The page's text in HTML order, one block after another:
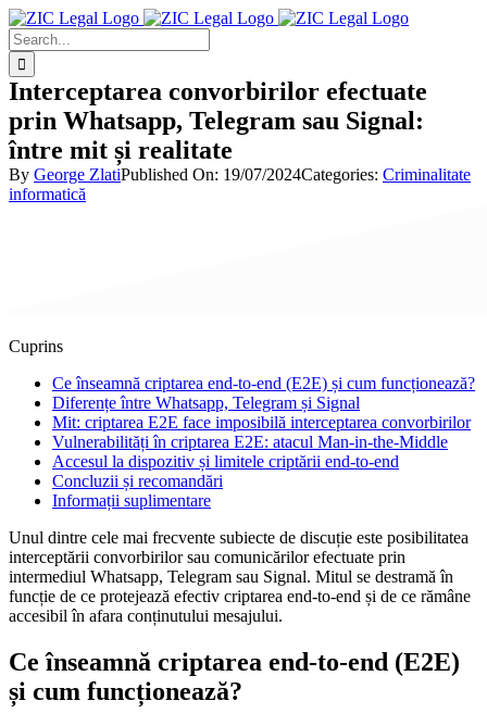
Skip
to
content
Search
for:
Interceptarea convorbirilor efectuate
prin Whatsapp, Telegram sau Signal:
între mit și realitate
By George ZlatiPublished On: 19/07/2024Categories: Criminalitate
informatică
Ce înseamnă criptarea end-to-end (E2E) și cum funcționează?
Diferențe între Whatsapp, Telegram și Signal
Mit: criptarea E2E face imposibilă interceptarea convorbirilor
Vulnerabilități în criptarea E2E: atacul Man-in-the-Middle
Accesul la dispozitiv și limitele criptării end-to-end
Concluzii și recomandări
Informații suplimentare
Unul dintre cele mai frecvente subiecte de discuție este posibilitatea
interceptării convorbirilor sau comunicărilor efectuate prin
intermediul Whatsapp, Telegram sau Signal. Mitul se destramă în
funcție de ce protejează efectiv criptarea end-to-end și de ce rămâne
accesibil în afara conținutului mesajului.
Ce înseamnă criptarea end-to-end (E2E)
și cum funcționează?